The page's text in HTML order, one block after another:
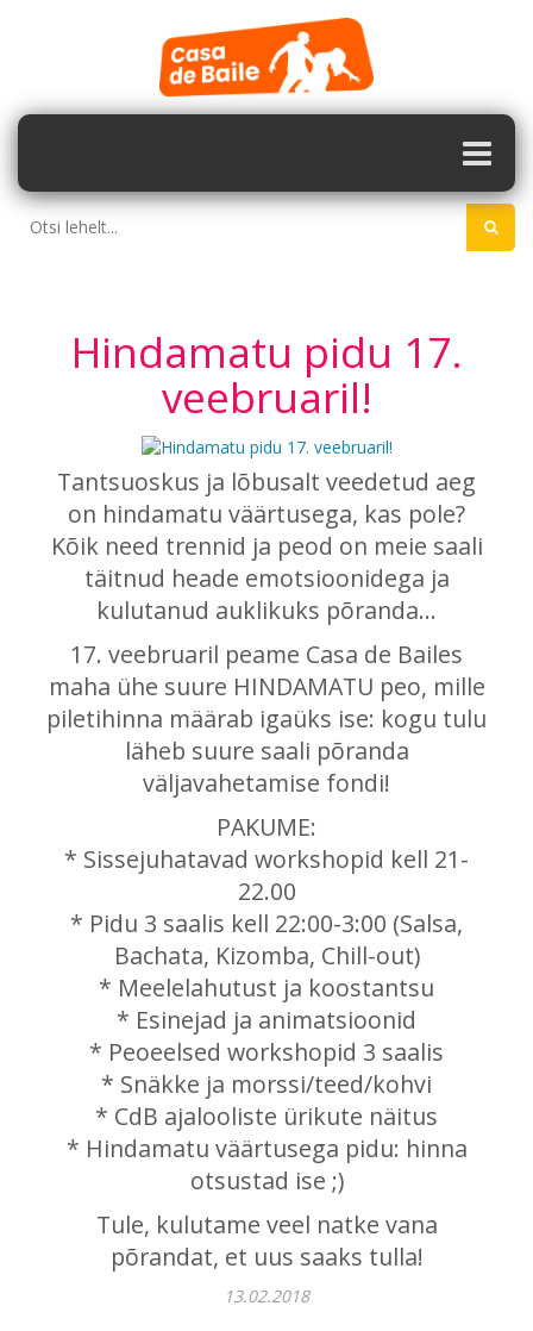
Hindamatu pidu 17.
veebruaril!
Tantsuoskus ja lõbusalt veedetud aeg
on hindamatu väärtusega, kas pole?
Kõik need trennid ja peod on meie saali
täitnud heade emotsioonidega ja
kulutanud auklikuks põranda...
17. veebruaril peame Casa de Bailes
maha ühe suure HINDAMATU peo, mille
piletihinna määrab igaüks ise: kogu tulu
läheb suure saali põranda
väljavahetamise fondi!
PAKUME:
* Sissejuhatavad workshopid kell 21-
22.00
* Pidu 3 saalis kell 22:00-3:00 (Salsa,
Bachata, Kizomba, Chill-out)
* Meelelahutust ja koostantsu
* Esinejad ja animatsioonid
* Peoeelsed workshopid 3 saalis
* Snäkke ja morssi/teed/kohvi
* CdB ajalooliste ürikute näitus
* Hindamatu väärtusega pidu: hinna
otsustad ise ;)
Tule, kulutame veel natke vana
põrandat, et uus saaks tulla!
13.02.2018